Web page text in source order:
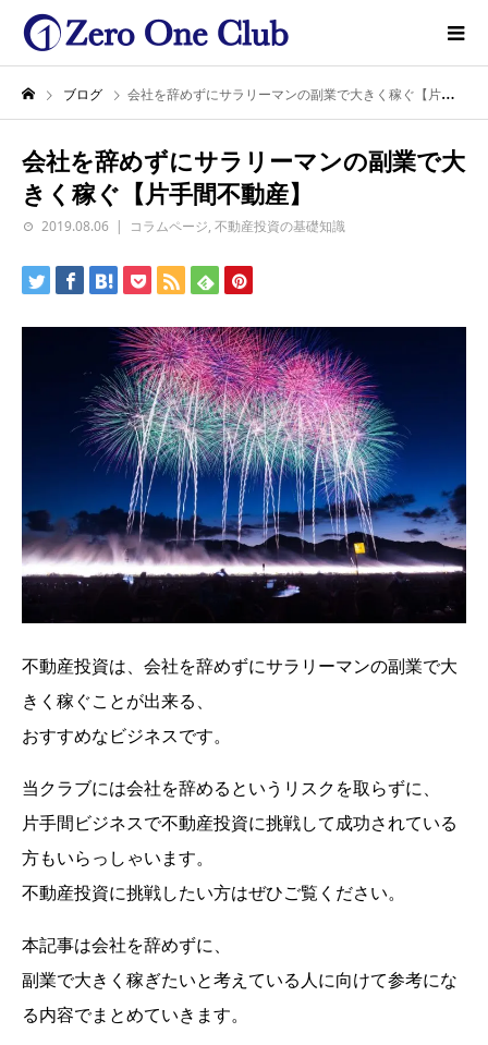
ブログ 会社を辞めずにサラリーマンの副業で大きく稼ぐ【片手間不動産】
会社を辞めずにサラリーマンの副業で大
きく稼ぐ【片手間不動産】
2019.08.06 コラムページ, 不動産投資の基礎知識
不動産投資は、会社を辞めずにサラリーマンの副業で大
きく稼ぐことが出来る、
おすすめなビジネスです。
当クラブには会社を辞めるというリスクを取らずに、
片手間ビジネスで不動産投資に挑戦して成功されている
方もいらっしゃいます。
不動産投資に挑戦したい方はぜひご覧ください。
本記事は会社を辞めずに、
副業で大きく稼ぎたいと考えている人に向けて参考にな
る内容でまとめていきます。